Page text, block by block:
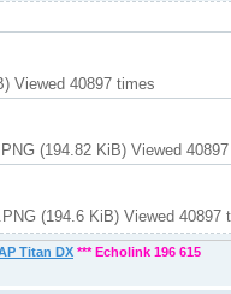
Viewed 40897 times
(194.82 KiB) Viewed
(194.6 KiB) Viewed 40897
Titan DX *** Echolink 196 615